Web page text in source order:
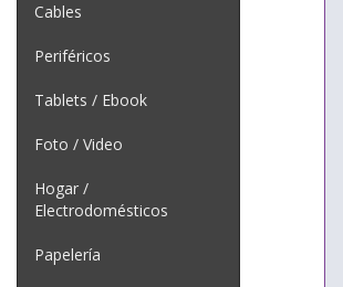
Cables
Periféricos
Tablets / Ebook
Foto / Video
Hogar /
Electrodomésticos
Papelería